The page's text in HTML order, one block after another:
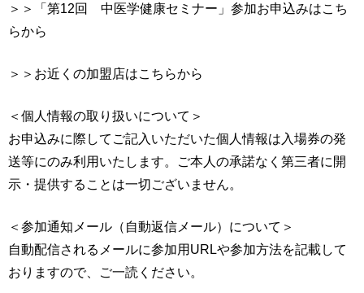
＞＞「第12回 中医学健康セミナー」参加お申込みはこち
らから
＞＞お近くの加盟店はこちらから
＜個人情報の取り扱いについて＞
お申込みに際してご記入いただいた個人情報は入場券の発
送等にのみ利用いたします。ご本人の承諾なく第三者に開
示・提供することは一切ございません。
＜参加通知メール（自動返信メール）について＞
自動配信されるメールに参加用URLや参加方法を記載して
おりますので、ご一読ください。